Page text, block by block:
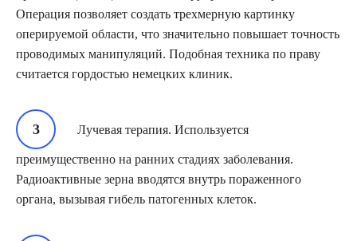
Операция позволяет создать трехмерную картинку
оперируемой области, что значительно повышает точность
проводимых манипуляций. Подобная техника по праву
считается гордостью немецких клиник.
Лучевая терапия. Используется
преимущественно на ранних стадиях заболевания.
Радиоактивные зерна вводятся внутрь пораженного
органа, вызывая гибель патогенных клеток.